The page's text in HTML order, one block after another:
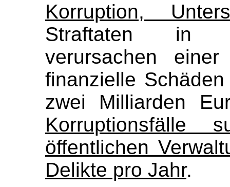
Korruption,
Straftaten in
verursachen
finanzielle
zwei Milliarden
öffentlichen
Delikte pro Jahr.